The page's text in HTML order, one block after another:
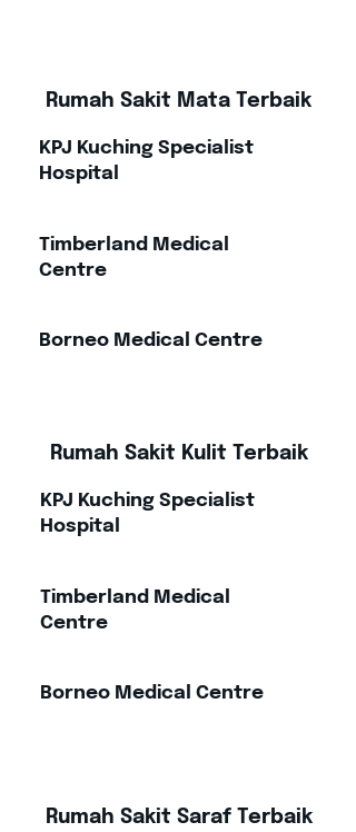
Rumah Sakit Mata Terbaik
KPJ Kuching Specialist
Hospital
Timberland Medical
Centre
Borneo Medical Centre
Rumah Sakit Kulit Terbaik
KPJ Kuching Specialist
Hospital
Timberland Medical
Centre
Borneo Medical Centre
Rumah Sakit Saraf Terbaik